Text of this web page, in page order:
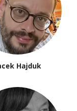
Hajduk